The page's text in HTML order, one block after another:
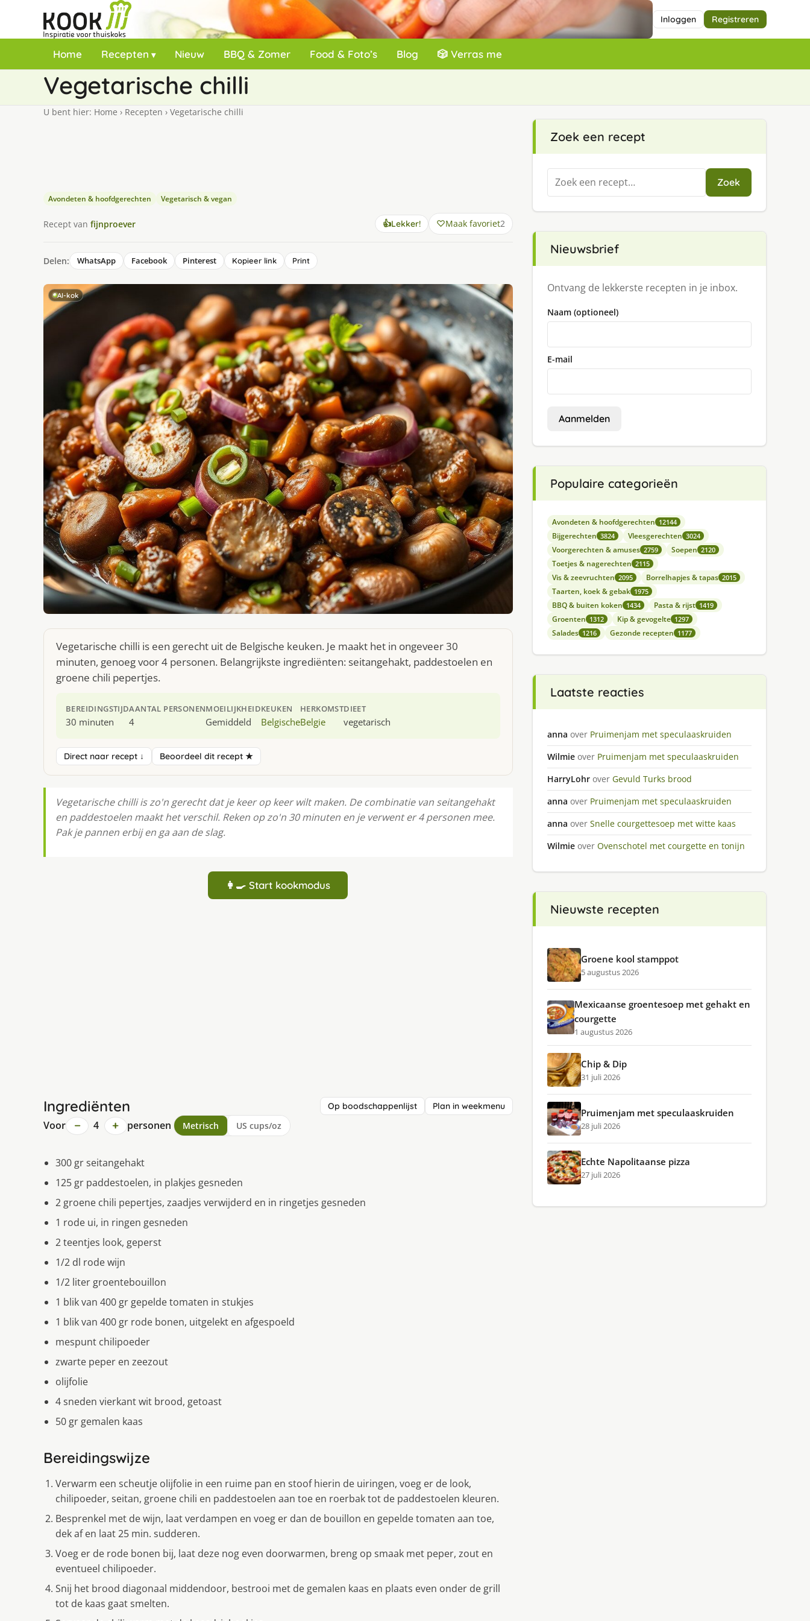
Inloggen Registreren
Home Recepten Nieuw BBQ & Zomer Food & Foto’s Blog 🎲 Verras me
Vegetarische chilli
U bent hier: Home › Recepten › Vegetarische chilli
Avondeten & hoofdgerechten Vegetarisch & vegan
Recept van fijnproever 👍Lekker! Maak favoriet2
Delen: WhatsApp Facebook Pinterest Kopieer link Print
AI-kok
Vegetarische chilli is een gerecht uit de Belgische keuken. Je maakt het in ongeveer 30
minuten, genoeg voor 4 personen. Belangrijkste ingrediënten: seitangehakt, paddestoelen en
groene chili pepertjes.
BEREIDINGSTIJD
30 minuten
AANTAL PERSONEN
4
MOEILIJKHEID
Gemiddeld
KEUKEN
Belgische
HERKOMST
Belgie
DIEET
vegetarisch
Direct naar recept ↓ Beoordeel dit recept ★
Vegetarische chilli is zo'n gerecht dat je keer op keer wilt maken. De combinatie van seitangehakt
en paddestoelen maakt het verschil. Reken op zo'n 30 minuten en je verwent er 4 personen mee.
Pak je pannen erbij en ga aan de slag.
👩‍🍳 Start kookmodus
Ingrediënten Op boodschappenlijst Plan in weekmenu
Voor − 4 + personen Metrisch US cups/oz
300 gr seitangehakt
125 gr paddestoelen, in plakjes gesneden
2 groene chili pepertjes, zaadjes verwijderd en in ringetjes gesneden
1 rode ui, in ringen gesneden
2 teentjes look, geperst
1/2 dl rode wijn
1/2 liter groentebouillon
1 blik van 400 gr gepelde tomaten in stukjes
1 blik van 400 gr rode bonen, uitgelekt en afgespoeld
mespunt chilipoeder
zwarte peper en zeezout
olijfolie
4 sneden vierkant wit brood, getoast
50 gr gemalen kaas
Bereidingswijze
Verwarm een scheutje olijfolie in een ruime pan en stoof hierin de uiringen, voeg er de look,
chilipoeder, seitan, groene chili en paddestoelen aan toe en roerbak tot de paddestoelen kleuren.
Besprenkel met de wijn, laat verdampen en voeg er dan de bouillon en gepelde tomaten aan toe,
dek af en laat 25 min. sudderen.
Voeg er de rode bonen bij, laat deze nog even doorwarmen, breng op smaak met peper, zout en
eventueel chilipoeder.
Snij het brood diagonaal middendoor, bestrooi met de gemalen kaas en plaats even onder de grill
tot de kaas gaat smelten.
Zoek een recept
Zoeken
naar:
Zoek
Nieuwsbrief
Ontvang de lekkerste recepten in je inbox.
Naam (optioneel)
E-mail
Aanmelden
Populaire categorieën
Avondeten & hoofdgerechten 12144
Bijgerechten 3824 Vleesgerechten 3024
Voorgerechten & amuses 2759 Soepen 2120
Toetjes & nagerechten 2115
Vis & zeevruchten 2095 Borrelhapjes & tapas 2015
Taarten, koek & gebak 1975
BBQ & buiten koken 1434 Pasta & rijst 1419
Groenten 1312 Kip & gevogelte 1297
Salades 1216 Gezonde recepten 1177
Laatste reacties
anna over Pruimenjam met speculaaskruiden
Wilmie over Pruimenjam met speculaaskruiden
HarryLohr over Gevuld Turks brood
anna over Pruimenjam met speculaaskruiden
anna over Snelle courgettesoep met witte kaas
Wilmie over Ovenschotel met courgette en tonijn
Nieuwste recepten
Groene kool stamppot
5 augustus 2026
Mexicaanse groentesoep met gehakt en
courgette
1 augustus 2026
Chip & Dip
31 juli 2026
Pruimenjam met speculaaskruiden
28 juli 2026
Echte Napolitaanse pizza
27 juli 2026